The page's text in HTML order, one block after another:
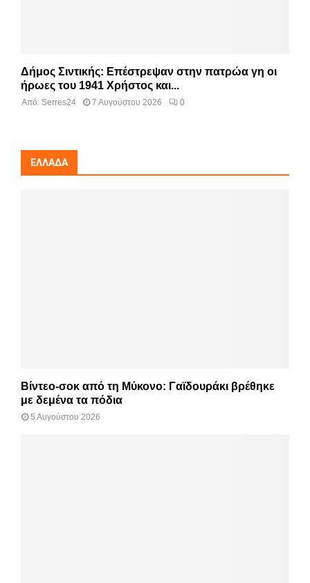
Δήμος Σιντικής: Επέστρεψαν στην πατρώα γη οι
ήρωες του 1941 Χρήστος και...
Από: Serres24 7 Αυγούστου 2026 0
ΕΛΛΆΔΑ
Βίντεο-σοκ από τη Μύκονο: Γαϊδουράκι βρέθηκε
με δεμένα τα πόδια
5 Αυγούστου 2026